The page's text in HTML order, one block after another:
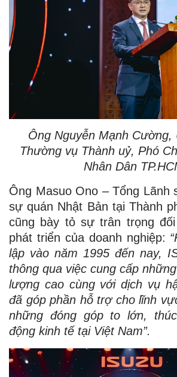
Ông Nguyễn Mạnh Cường,
Thường vụ Thành uỷ, Phó
Nhân Dân
Ông Masuo Ono – Tổng Lãnh
sự quán Nhật Bản tại Thành
cũng bày tỏ sự trân trọng
phát triển của doanh nghiệp:
lập vào năm 1995 đến nay,
thông qua việc cung cấp
lượng cao cùng với dịch vụ
đã góp phần hỗ trợ cho lĩnh
những đóng góp to lớn,
động kinh tế tại Việt Nam”.